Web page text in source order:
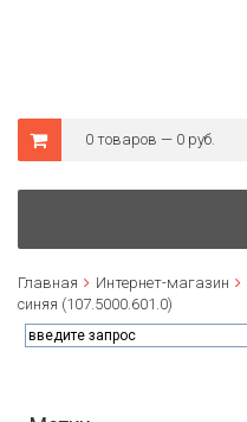
0 товаров — 0 руб.
Главная Интернет-магазин
синяя (107.5000.601.0)